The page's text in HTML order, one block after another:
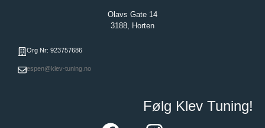
Olavs Gate 14
3188, Horten
Org Nr: 923757686
espen@klev-tuning.no
Følg Klev Tuning!